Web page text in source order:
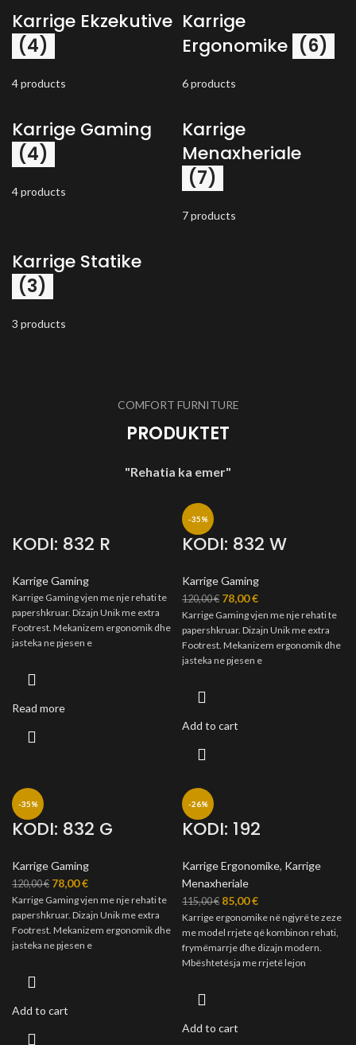
Karrige Ekzekutive
(4)
4 products
Karrige
Ergonomike (6)
6 products
Karrige Gaming
(4)
4 products
Karrige
Menaxheriale
(7)
7 products
Karrige Statike
(3)
3 products
COMFORT FURNITURE
PRODUKTET
"Rehatia ka emer"
KODI: 832 R
Karrige Gaming
Karrige Gaming vjen me nje rehati te
papershkruar. Dizajn Unik me extra
Footrest. Mekanizem ergonomik dhe
jasteka ne pjesen e
Read more
-35%
KODI: 832 W
Karrige Gaming
120,00€ 78,00€
Karrige Gaming vjen me nje rehati te
papershkruar. Dizajn Unik me extra
Footrest. Mekanizem ergonomik dhe
jasteka ne pjesen e
Add to cart
-35%
KODI: 832 G
Karrige Gaming
120,00€ 78,00€
Karrige Gaming vjen me nje rehati te
papershkruar. Dizajn Unik me extra
Footrest. Mekanizem ergonomik dhe
jasteka ne pjesen e
Add to cart
-26%
KODI: 192
Karrige Ergonomike, Karrige
Menaxheriale
115,00€ 85,00€
Karrige ergonomike në ngjyrë te zeze
me model rrjete që kombinon rehati,
frymëmarrje dhe dizajn modern.
Mbështetësja me rrjetë lejon
Add to cart